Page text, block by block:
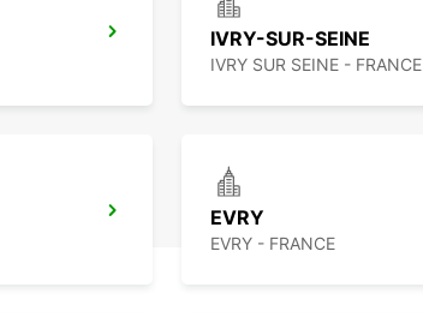
IVRY-SUR-SEINE
IVRY SUR SEINE - FRANCE
EVRY
EVRY - FRANCE